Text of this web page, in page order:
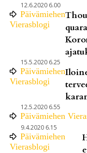
12.6.2020 6.00
Päivämiehen
Vierasblogi
15.5.2020 6.25
Päivämiehen
Vierasblogi
12.5.2020 6.55
Päivämiehen
9.4.2020 6.15
Päivämiehen
Vierasblogi